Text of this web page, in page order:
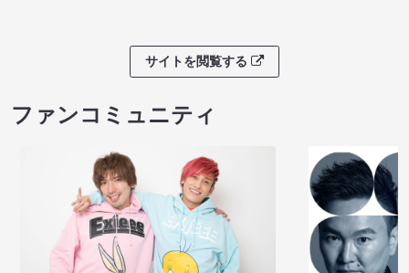
サイトを閲覧する
ファンコミュニティ